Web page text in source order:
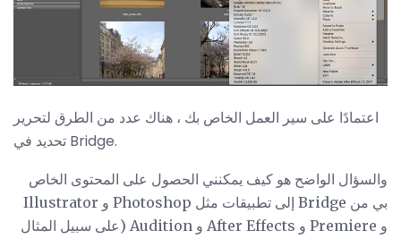
اعتمادًا على سير العمل الخاص بك ، هناك عدد من الطرق لتحرير
تحديد في Bridge.
والسؤال الواضح هو كيف يمكنني الحصول على المحتوى الخاص
بي من Bridge إلى تطبيقات مثل Photoshop و Illustrator
و Premiere و After Effects و Audition (على سبيل المثال